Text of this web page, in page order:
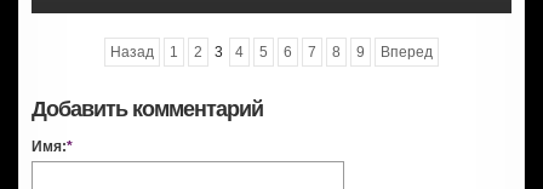
Назад 1 2 3 4 5 6 7 8 9 Вперед
Добавить комментарий
Имя:*